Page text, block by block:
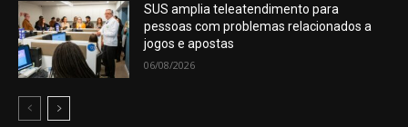
SUS amplia teleatendimento para
pessoas com problemas relacionados a
jogos e apostas
06/08/2026